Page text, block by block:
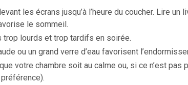
les écrans jusqu’à l’heure du coucher. Lire un
le sommeil.
trop lourds et trop tardifs en soirée.
ou un grand verre d’eau favorisent
votre chambre soit au calme ou, si ce n’est